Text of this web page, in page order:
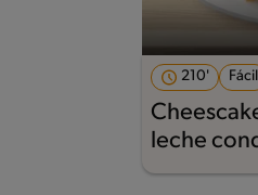
210' Fácil
leche